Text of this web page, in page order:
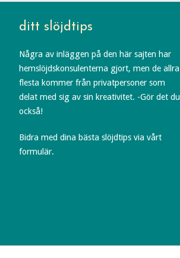
ditt slöjdtips
Några av inläggen på den här sajten har
hemslöjdskonsulenterna gjort, men de allra
flesta kommer från privatpersoner som
delat med sig av sin kreativitet. -Gör det du
också!
Bidra med dina bästa slöjdtips via vårt
formulär.